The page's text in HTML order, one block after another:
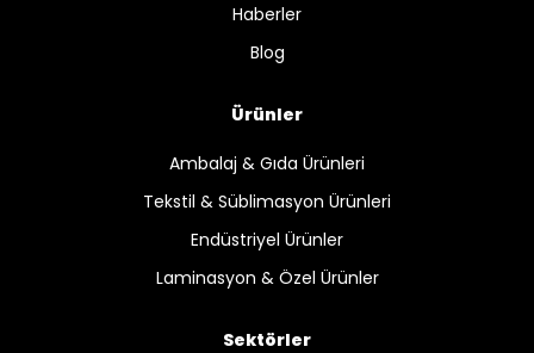
Haberler
Blog
Ürünler
Ambalaj & Gıda Ürünleri
Tekstil & Süblimasyon Ürünleri
Endüstriyel Ürünler
Laminasyon & Özel Ürünler
Sektörler